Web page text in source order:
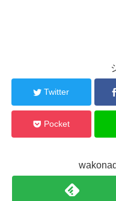
Twitter
Pocket